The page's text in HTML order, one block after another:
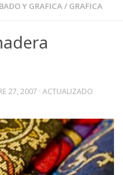
Y GRAFICA/ GRAFICA
27, 2007 · ACTUALIZADO